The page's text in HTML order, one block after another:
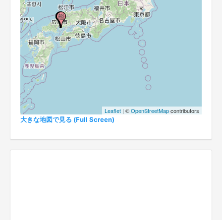
Leaflet | ©OpenStreetMapcontributors
大きな地図で見る (Full Screen)